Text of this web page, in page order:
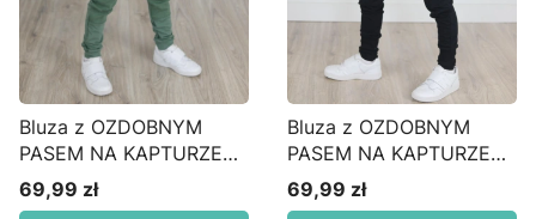
Bluza z OZDOBNYM
PASEM NA KAPTURZE
matcha BZ01
Cena
69,99 zł
Bluza z OZDOBNYM
PASEM NA KAPTURZE
czarna BZ01
Cena
69,99 zł